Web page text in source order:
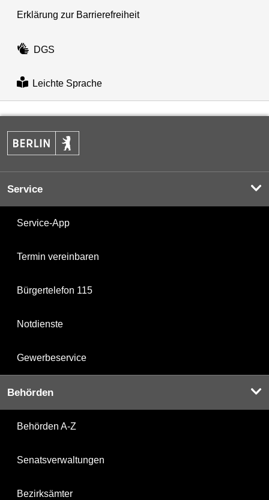
Erklärung zur Barrierefreiheit
DGS
Leichte Sprache
Service
Service-App
Termin vereinbaren
Bürgertelefon 115
Notdienste
Gewerbeservice
Behörden
Behörden A-Z
Senatsverwaltungen
Bezirksämter